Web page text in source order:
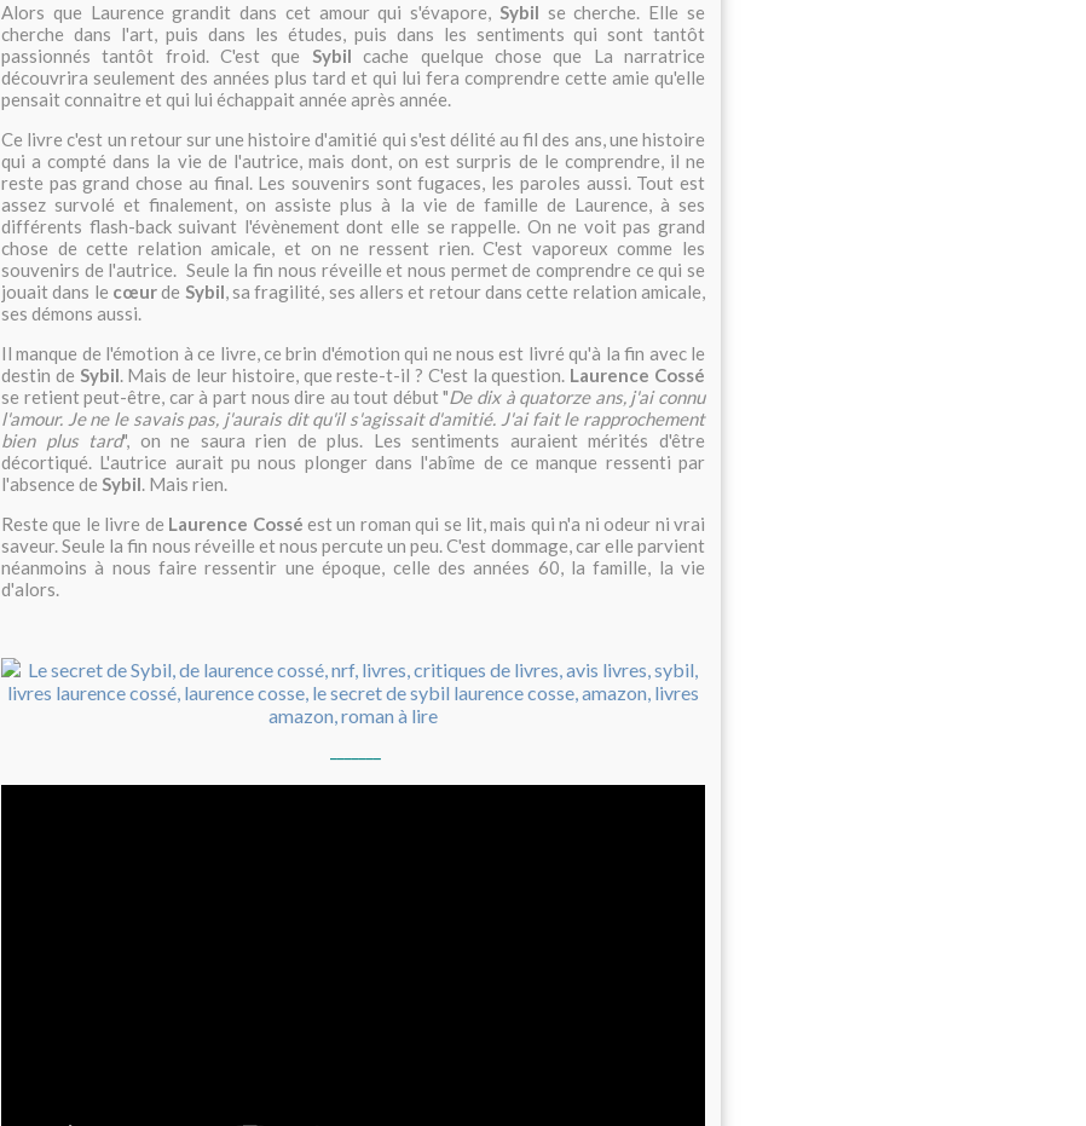
Alors que Laurence grandit dans cet amour qui s'évapore, Sybil se cherche. Elle se
cherche dans l'art, puis dans les études, puis dans les sentiments qui sont tantôt
passionnés tantôt froid. C'est que Sybil cache quelque chose que La narratrice
découvrira seulement des années plus tard et qui lui fera comprendre cette amie qu'elle
pensait connaitre et qui lui échappait année après année.
Ce livre c'est un retour sur une histoire d'amitié qui s'est délité au fil des ans, une histoire
qui a compté dans la vie de l'autrice, mais dont, on est surpris de le comprendre, il ne
reste pas grand chose au final. Les souvenirs sont fugaces, les paroles aussi. Tout est
assez survolé et finalement, on assiste plus à la vie de famille de Laurence, à ses
différents flash-back suivant l'évènement dont elle se rappelle. On ne voit pas grand
chose de cette relation amicale, et on ne ressent rien. C'est vaporeux comme les
souvenirs de l'autrice. Seule la fin nous réveille et nous permet de comprendre ce qui se
jouait dans le cœurde Sybil, sa fragilité, ses allers et retour dans cette relation amicale,
ses démons aussi.
Il manque de l'émotion à ce livre, ce brin d'émotion qui ne nous est livré qu'à la fin avec le
destin de Sybil. Mais de leur histoire, que reste-t-il ? C'est la question. Laurence Cossé
se retient peut-être, car à part nous dire au tout début "De dix à quatorze ans, j'ai connu
l'amour. Je ne le savais pas, j'aurais dit qu'il s'agissait d'amitié. J'ai fait le rapprochement
bien plus tard", on ne saura rien de plus. Les sentiments auraient mérités d'être
décortiqué. L'autrice aurait pu nous plonger dans l'abîme de ce manque ressenti par
l'absence de Sybil. Mais rien.
Reste que le livre de Laurence Cossé est un roman qui se lit, mais qui n'a ni odeur ni vrai
saveur. Seule la fin nous réveille et nous percute un peu. C'est dommage, car elle parvient
néanmoins à nous faire ressentir une époque, celle des années 60, la famille, la vie
d'alors.